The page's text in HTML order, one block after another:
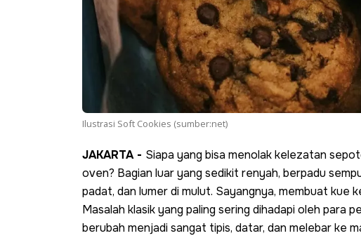
Ilustrasi Soft Cookies (sumber:net)
JAKARTA - Siapa yang bisa menolak kelezatan
oven? Bagian luar yang sedikit renyah, berpadu
padat, dan lumer di mulut. Sayangnya, membuat kue
Masalah klasik yang paling sering dihadapi oleh para
berubah menjadi sangat tipis, datar, dan melebar ke